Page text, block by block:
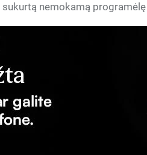
nemokamą programėlę